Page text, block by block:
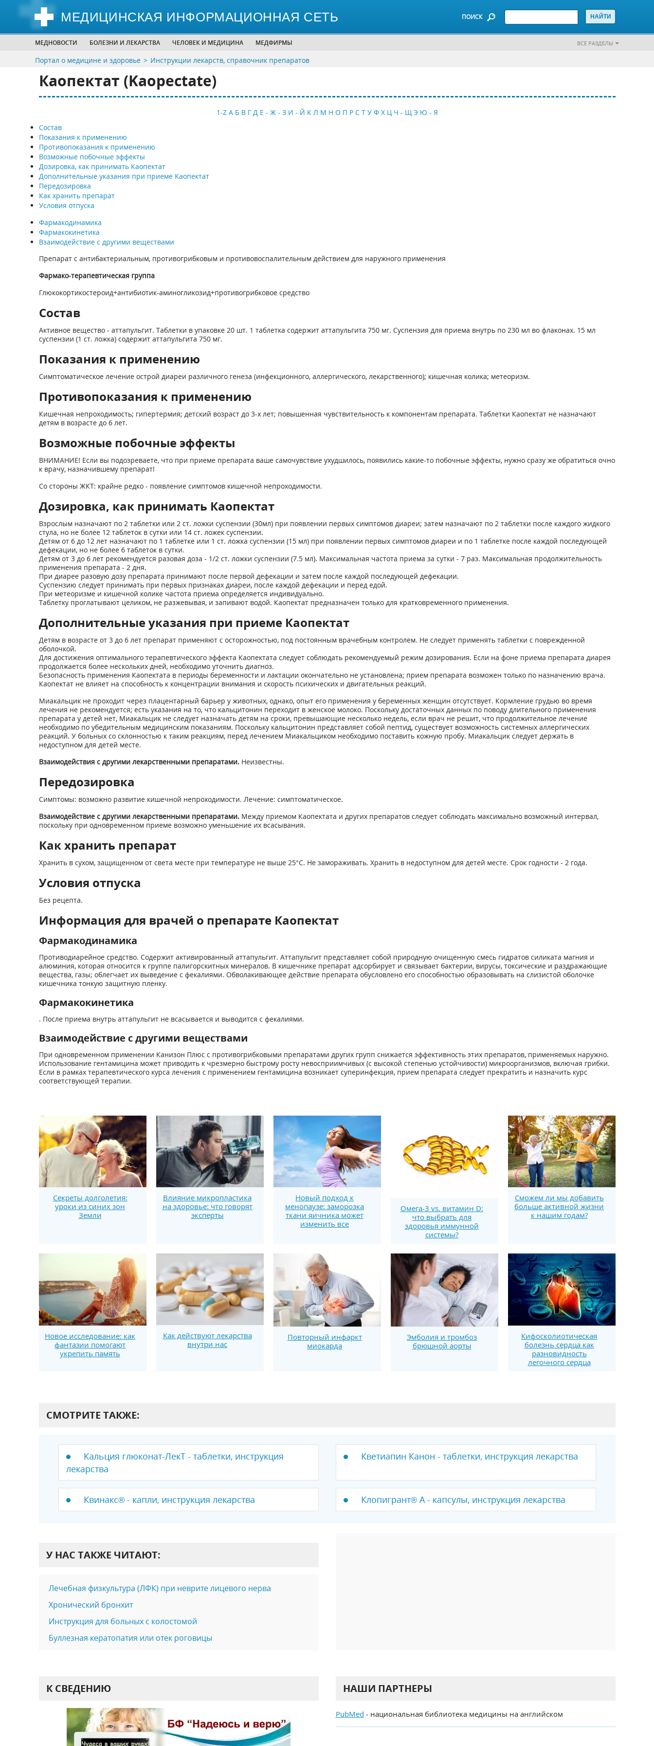
МЕДИЦИНСКАЯ ИНФОРМАЦИОННАЯ СЕТЬ ПОИСК
МЕДНОВОСТИ БОЛЕЗНИ И ЛЕКАРСТВА ЧЕЛОВЕК И МЕДИЦИНА МЕДФИРМЫ ВСЕ РАЗДЕЛЫ
Портал о медицине и здоровье Инструкции лекарств, справочник препаратов
Каопектат (Kaopectate)
1-Z А Б В Г Д Е - Ж - З И - Й К Л М Н О П Р С Т У Ф Х Ц Ч - Щ Э Ю - Я
Состав
Показания к применению
Противопоказания к применению
Возможные побочные эффекты
Дозировка, как принимать Каопектат
Дополнительные указания при приеме Каопектат
Передозировка
Как хранить препарат
Условия отпуска
Фармакодинамика
Фармакокинетика
Взаимодействие с другими веществами
Препарат с антибактериальным, противогрибковым и противовоспалительным действием для наружного применения
Фармако-терапевтическая группа
Глюкокортикостероид+антибиотик-аминогликозид+противогрибковое средство
Состав
Активное вещество - аттапульгит. Таблетки в упаковке 20 шт. 1 таблетка содержит аттапульгита 750 мг. Суспензия для приема внутрь по 230 мл во флаконах. 15 мл
суспензии (1 ст. ложка) содержит аттапульгита 750 мг.
Показания к применению
Симптоматическое лечение острой диареи различного генеза (инфекционного, аллергического, лекарственного); кишечная колика; метеоризм.
Противопоказания к применению
Кишечная непроходимость; гипертермия; детский возраст до 3-х лет; повышенная чувствительность к компонентам препарата. Таблетки Каопектат не назначают
детям в возрасте до 6 лет.
Возможные побочные эффекты
ВНИМАНИЕ! Если вы подозреваете, что при приеме препарата ваше самочувствие ухудшилось, появились какие-то побочные эффекты, нужно сразу же обратиться очно
к врачу, назначившему препарат!
Со стороны ЖКТ: крайне редко - появление симптомов кишечной непроходимости.
Дозировка, как принимать Каопектат
Взрослым назначают по 2 таблетки или 2 ст. ложки суспензии (30мл) при появлении первых симптомов диареи; затем назначают по 2 таблетки после каждого жидкого
стула, но не более 12 таблеток в сутки или 14 ст. ложек суспензии.
Детям от 6 до 12 лет назначают по 1 таблетке или 1 ст. ложка суспензии (15 мл) при появлении первых симптомов диареи и по 1 таблетке после каждой последующей
дефекации, но не более 6 таблеток в сутки.
Детям от 3 до 6 лет рекомендуется разовая доза - 1/2 ст. ложки суспензии (7.5 мл). Максимальная частота приема за сутки - 7 раз. Максимальная продолжительность
применения препарата - 2 дня.
При диарее разовую дозу препарата принимают после первой дефекации и затем после каждой последующей дефекации.
Суспензию следует принимать при первых признаках диареи, после каждой дефекации и перед едой.
При метеоризме и кишечной колике частота приема определяется индивидуально.
Таблетку проглатывают целиком, не разжевывая, и запивают водой. Каопектат предназначен только для кратковременного применения.
Дополнительные указания при приеме Каопектат
Детям в возрасте от 3 до 6 лет препарат применяют с осторожностью, под постоянным врачебным контролем. Не следует применять таблетки с поврежденной
оболочкой.
Для достижения оптимального терапевтического эффекта Каопектата следует соблюдать рекомендуемый режим дозирования. Если на фоне приема препарата диарея
продолжается более нескольких дней, необходимо уточнить диагноз.
Безопасность применения Каопектата в периоды беременности и лактации окончательно не установлена; прием препарата возможен только по назначению врача.
Каопектат не влияет на способность к концентрации внимания и скорость психических и двигательных реакций.
Миакальцик не проходит через плацентарный барьер у животных, однако, опыт его применения у беременных женщин отсутствует. Кормление грудью во время
лечения не рекомендуется; есть указания на то, что кальцитонин переходит в женское молоко. Поскольку достаточных данных по поводу длительного применения
препарата у детей нет, Миакальцик не следует назначать детям на сроки, превышающие несколько недель, если врач не решит, что продолжительное лечение
необходимо по убедительным медицинским показаниям. Поскольку кальцитонин представляет собой пептид, существует возможность системных аллергических
реакций. У больных со склонностью к таким реакциям, перед лечением Миакальциком необходимо поставить кожную пробу. Миакальцик следует держать в
недоступном для детей месте.
Взаимодействия с другими лекарственными препаратами. Неизвестны.
Передозировка
Симптомы: возможно развитие кишечной непроходимости. Лечение: симптоматическое.
Взаимодействие с другими лекарственными препаратами. Между приемом Каопектата и других препаратов следует соблюдать максимально возможный интервал,
поскольку при одновременном приеме возможно уменьшение их всасывания.
Как хранить препарат
Хранить в сухом, защищенном от света месте при температуре не выше 25°С. Не замораживать. Хранить в недоступном для детей месте. Срок годности - 2 года.
Условия отпуска
Без рецепта.
Информация для врачей о препарате Каопектат
Фармакодинамика
Противодиарейное средство. Содержит активированный аттапульгит. Аттапульгит представляет собой природную очищенную смесь гидратов силиката магния и
алюминия, которая относится к группе палигорскитных минералов. В кишечнике препарат адсорбирует и связывает бактерии, вирусы, токсические и раздражающие
вещества, газы; облегчает их выведение с фекалиями. Обволакивающее действие препарата обусловлено его способностью образовывать на слизистой оболочке
кишечника тонкую защитную пленку.
Фармакокинетика
. После приема внутрь аттапульгит не всасывается и выводится с фекалиями.
Взаимодействие с другими веществами
При одновременном применении Канизон Плюс с противогрибковыми препаратами других групп снижается эффективность этих препаратов, применяемых наружно.
Использование гентамицина может приводить к чрезмерно быстрому росту невосприимчивых (с высокой степенью устойчивости) микроорганизмов, включая грибки.
Если в рамках терапевтического курса лечения с применением гентамицина возникает суперинфекция, прием препарата следует прекратить и назначить курс
соответствующей терапии.
Секреты долголетия:
уроки из синих зон
Земли
Влияние микропластика
на здоровье: что говорят
эксперты
Новый подход к
менопаузе: заморозка
ткани яичника может
изменить все
Омега-3 vs. витамин D:
что выбрать для
здоровья иммунной
системы?
Сможем ли мы добавить
больше активной жизни
к нашим годам?
Новое исследование: как
фантазии помогают
укрепить память
Как действуют лекарства
внутри нас
Повторный инфаркт
миокарда
Эмболия и тромбоз
брюшной аорты
Кифосколиотическая
болезнь сердца как
разновидность
легочного сердца
СМОТРИТЕ ТАКЖЕ:
Кальция глюконат-ЛекТ - таблетки, инструкция
лекарства
Кветиапин Канон - таблетки, инструкция лекарства
Квинакс® - капли, инструкция лекарства Клопигрант® А - капсулы, инструкция лекарства
У НАС ТАКЖЕ ЧИТАЮТ:
Лечебная физкультура (ЛФК) при неврите лицевого нерва
Хронический бронхит
Инструкция для больных с колостомой
Буллезная кератопатия или отек роговицы
К СВЕДЕНИЮ НАШИ ПАРТНЕРЫ
PubMed - национальная библиотека медицины на английском